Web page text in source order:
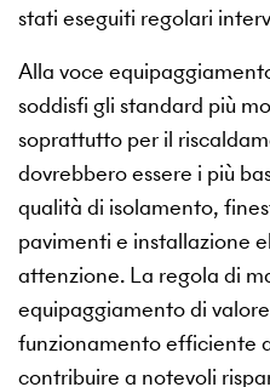
stati eseguiti regolari
Alla voce
soddisfi gli standard più
soprattutto per il
dovrebbero essere i più
qualità di isolamento,
pavimenti e installazione
attenzione. La regola di
equipaggiamento di
funzionamento efficiente
contribuire a notevoli